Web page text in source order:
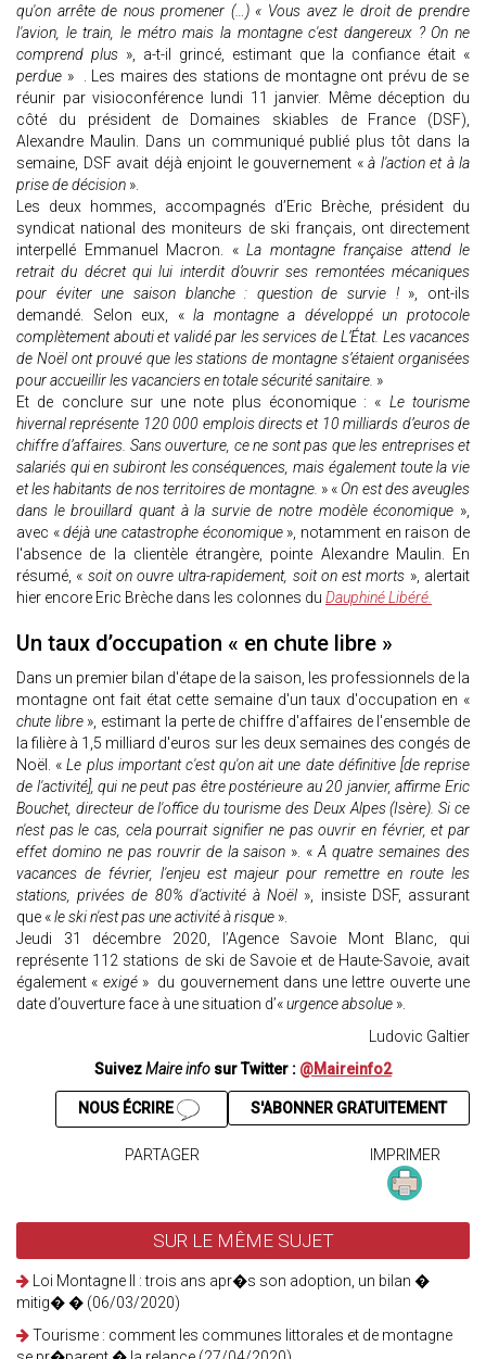
qu'on arrête de nous promener (…) « Vous avez le droit de prendre
l'avion, le train, le métro mais la montagne c'est dangereux ? On ne
comprend plus », a-t-il grincé, estimant que la confiance était «
perdue » . Les maires des stations de montagne ont prévu de se
réunir par visioconférence lundi 11 janvier. Même déception du
côté du président de Domaines skiables de France (DSF),
Alexandre Maulin. Dans un communiqué publié plus tôt dans la
semaine, DSF avait déjà enjoint le gouvernement « à l'action et à la
prise de décision ».
Les deux hommes, accompagnés d’Eric Brèche, président du
syndicat national des moniteurs de ski français, ont directement
interpellé Emmanuel Macron. « La montagne française attend le
retrait du décret qui lui interdit d’ouvrir ses remontées mécaniques
pour éviter une saison blanche : question de survie ! », ont-ils
demandé. Selon eux, «la montagne a développé un protocole
complètement abouti et validé par les services de L’État. Les vacances
de Noël ont prouvé que les stations de montagne s’étaient organisées
pour accueillir les vacanciers en totale sécurité sanitaire. »
Et de conclure sur une note plus économique : « Le tourisme
hivernal représente 120 000 emplois directs et 10 milliards d’euros de
chiffre d’affaires. Sans ouverture, ce ne sont pas que les entreprises et
salariés qui en subiront les conséquences, mais également toute la vie
et les habitants de nos territoires de montagne. » «On est des aveugles
dans le brouillard quant à la survie de notre modèle économique »,
avec «déjà une catastrophe économique », notamment en raison de
l'absence de la clientèle étrangère, pointe Alexandre Maulin. En
résumé, « soit on ouvre ultra-rapidement, soit on est morts », alertait
hier encore Eric Brèche dans les colonnes du Dauphiné Libéré.
Un taux d’occupation « en chute libre »
Dans un premier bilan d'étape de la saison, les professionnels de la
montagne ont fait état cette semaine d'un taux d'occupation en «
chute libre », estimant la perte de chiffre d'affaires de l'ensemble de
la filière à 1,5 milliard d'euros sur les deux semaines des congés de
Noël. «Le plus important c'est qu'on ait une date définitive [de reprise
de l'activité], qui ne peut pas être postérieure au 20 janvier, affirme Eric
Bouchet, directeur de l'office du tourisme des Deux Alpes (Isère). Si ce
n'est pas le cas, cela pourrait signifier ne pas ouvrir en février, et par
effet domino ne pas rouvrir de la saison ». «A quatre semaines des
vacances de février, l'enjeu est majeur pour remettre en route les
stations, privées de 80% d'activité à Noël », insiste DSF, assurant
que «le ski n'est pas une activité à risque ».
Jeudi 31 décembre 2020, l’Agence Savoie Mont Blanc, qui
représente 112 stations de ski de Savoie et de Haute-Savoie, avait
également « exigé» du gouvernement dans une lettre ouverte une
date d’ouverture face à une situation d’«urgence absolue ».
Ludovic Galtier
SuivezMaire info sur Twitter : @Maireinfo2
S'ABONNER GRATUITEMENT
NOUS ÉCRIRE
PARTAGER IMPRIMER
SUR LE MÊME SUJET
Loi Montagne II : trois ans apr�s son adoption, un bilan �
mitig� � (06/03/2020)
Tourisme : comment les communes littorales et de montagne